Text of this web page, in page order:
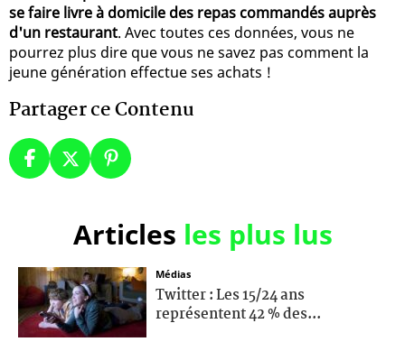
se faire livre à domicile des repas commandés auprès
d'un restaurant. Avec toutes ces données, vous ne
pourrez plus dire que vous ne savez pas comment la
jeune génération effectue ses achats !
Partager ce Contenu
Articles les plus lus
Médias
Twitter : Les 15/24 ans
représentent 42 % des...